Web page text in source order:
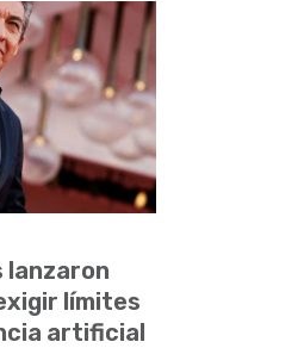
límites
artificial